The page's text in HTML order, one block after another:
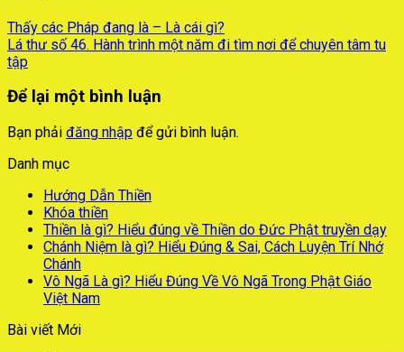
Thấy các Pháp đang là – Là cái gì?
Lá thư số 46. Hành trình một năm đi tìm nơi để chuyên tâm tu
tập
Để lại một bình luận
Bạn phải đăng nhập để gửi bình luận.
Danh mục
Hướng Dẫn Thiền
Khóa thiền
Thiền là gì? Hiểu đúng về Thiền do Đức Phật truyền dạy
Chánh Niệm là gì? Hiểu Đúng & Sai, Cách Luyện Trí Nhớ
Chánh
Vô Ngã Là gì? Hiểu Đúng Về Vô Ngã Trong Phật Giáo
Việt Nam
Bài viết Mới